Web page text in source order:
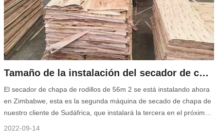
Tamaño de la instalación del secador de chapa en Sudáfrica
El secador de chapa de rodillos de 56m 2 se está instalando ahora
en Zimbabwe, esta es la segunda máquina de secado de chapa de
nuestro cliente de Sudáfrica, que instalará la tercera en el próximo
año. El quemador de biomasa Shine puede utilizar la madera de
2022-09-14